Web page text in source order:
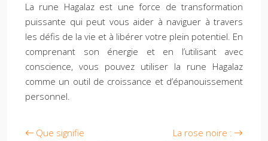
La rune Hagalaz est une force de transformation
puissante qui peut vous aider à naviguer à travers
les défis de la vie et à libérer votre plein potentiel. En
comprenant son énergie et en l’utilisant avec
conscience, vous pouvez utiliser la rune Hagalaz
comme un outil de croissance et d’épanouissement
personnel.
Que signifie
La rose noire :